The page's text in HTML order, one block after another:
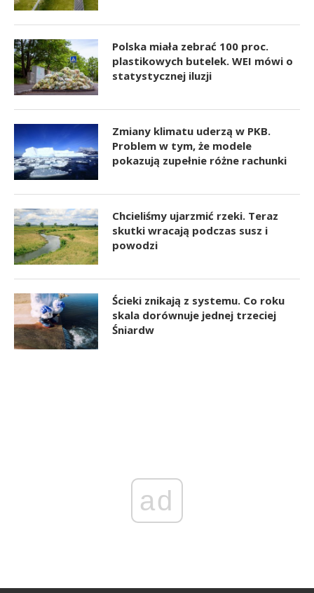
Polska miała zebrać 100 proc.
plastikowych butelek. WEI mówi o
statystycznej iluzji
Zmiany klimatu uderzą w PKB.
Problem w tym, że modele
pokazują zupełnie różne rachunki
Chcieliśmy ujarzmić rzeki. Teraz
skutki wracają podczas susz i
powodzi
Ścieki znikają z systemu. Co roku
skala dorównuje jednej trzeciej
Śniardw
ad